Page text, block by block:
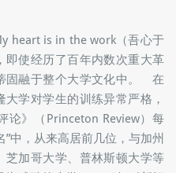
heart is in the work（吾心于
即使经历了百年内数次重大革
固融于整个大学文化中。 在
大学对学生的训练异常严格，
论》（Princeton Review）每
”中，从来高居前几位，与加州